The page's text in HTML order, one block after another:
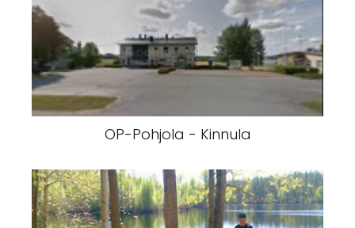
OP-Pohjola - Kinnula